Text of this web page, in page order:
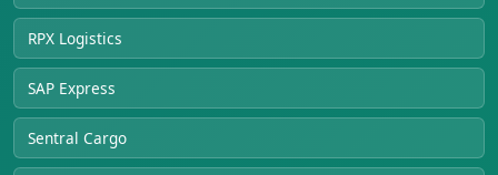
RPX Logistics
SAP Express
Sentral Cargo